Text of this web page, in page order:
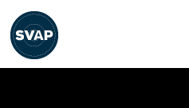
suoraan
sisältöön